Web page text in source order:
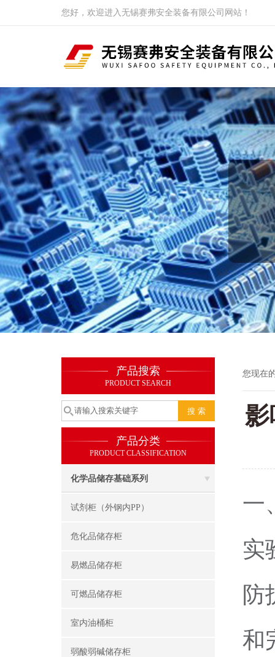
您好，欢迎进入无锡赛弗安全装备有限公司网站！
产品搜索
PRODUCT SEARCH
产品分类
PRODUCT CLASSIFICATION
化学品储存基础系列
试剂柜（外钢内PP）
危化品储存柜
易燃品储存柜
可燃品储存柜
室内油桶柜
弱酸弱碱储存柜
您现在
影
一
实
防
和